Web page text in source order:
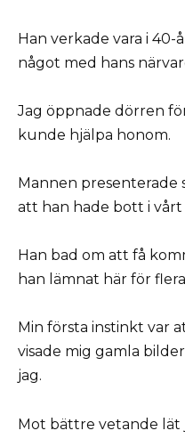
Han verkade vara i 40-
något med hans
Jag öppnade dörren
kunde hjälpa honom.
Mannen presenterade
att han hade bott i vårt
Han bad om att få
han lämnat här för
Min första instinkt var
visade mig gamla
jag.
Mot bättre vetande lät